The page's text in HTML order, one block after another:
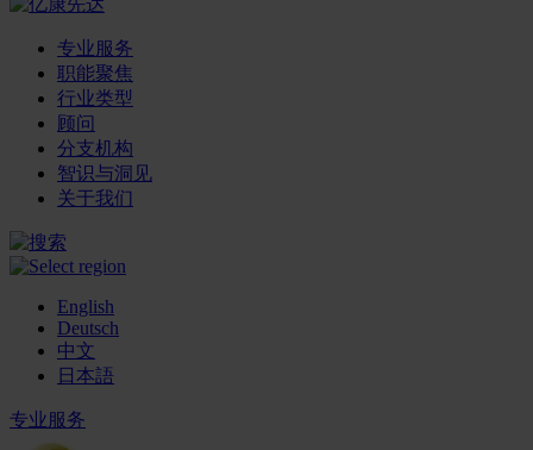
专业服务
职能聚焦
行业类型
顾问
分支机构
智识与洞见
关于我们
English
Deutsch
中文
日本語
专业服务